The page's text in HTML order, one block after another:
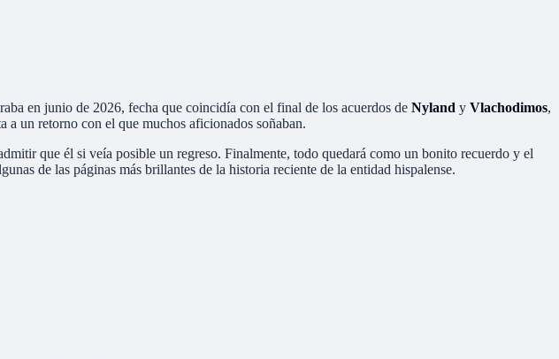
en junio de 2026, fecha que coincidía con el final de los acuerdos de Nyland y Vlachodimos,
un retorno con el que muchos aficionados soñaban.
que él si veía posible un regreso. Finalmente, todo quedará como un bonito recuerdo y el
de las páginas más brillantes de la historia reciente de la entidad hispalense.